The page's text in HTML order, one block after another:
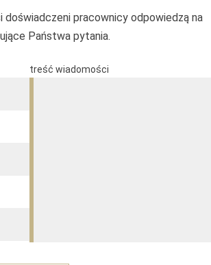
pracownicy odpowiedzą na
Państwa pytania.
treść wiadomości